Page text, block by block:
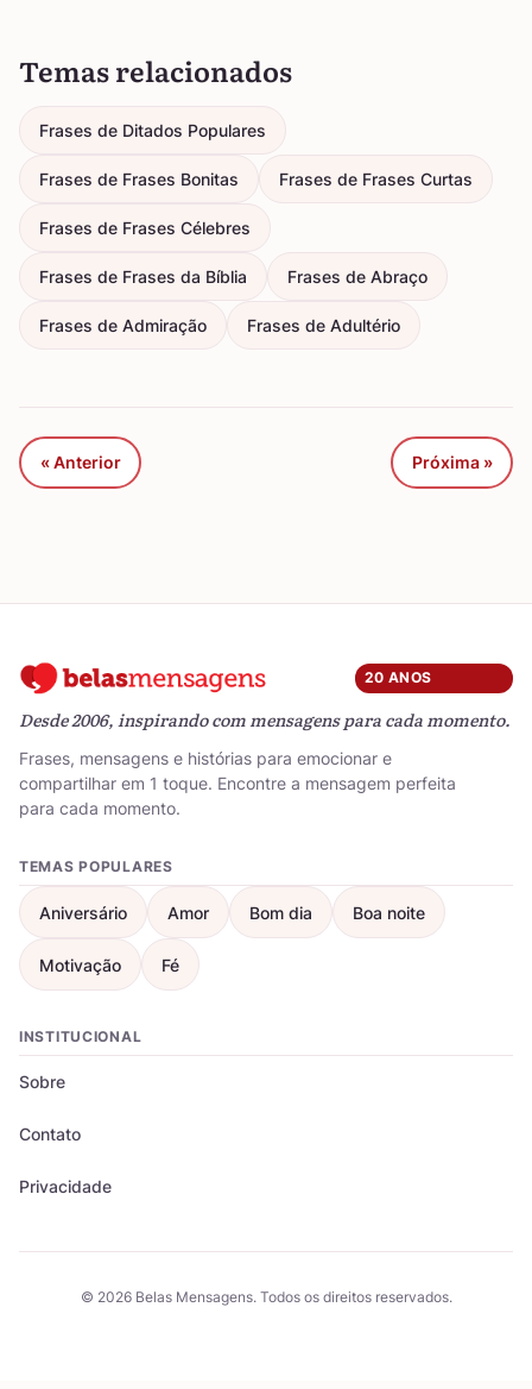
Temas relacionados
Frases de Ditados Populares
Frases de Frases Bonitas Frases de Frases Curtas
Frases de Frases Célebres
Frases de Frases da Bíblia Frases de Abraço
Frases de Admiração Frases de Adultério
« Anterior Próxima »
20 ANOS
Desde 2006, inspirando com mensagens para cada momento.
Frases, mensagens e histórias para emocionar e
compartilhar em 1 toque. Encontre a mensagem perfeita
para cada momento.
TEMAS POPULARES
Aniversário Amor Bom dia Boa noite
Motivação Fé
INSTITUCIONAL
Sobre
Contato
Privacidade
© 2026 Belas Mensagens. Todos os direitos reservados.